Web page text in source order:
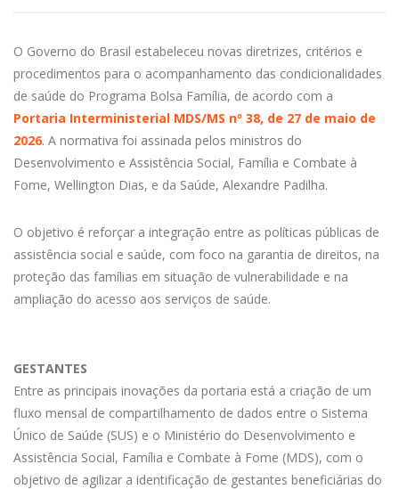
O Governo do Brasil estabeleceu novas diretrizes, critérios e
procedimentos para o acompanhamento das condicionalidades
de saúde do Programa Bolsa Família, de acordo com a
Portaria Interministerial MDS/MS nº 38, de 27 de maio de
2026. A normativa foi assinada pelos ministros do
Desenvolvimento e Assistência Social, Família e Combate à
Fome, Wellington Dias, e da Saúde, Alexandre Padilha.
O objetivo é reforçar a integração entre as políticas públicas de
assistência social e saúde, com foco na garantia de direitos, na
proteção das famílias em situação de vulnerabilidade e na
ampliação do acesso aos serviços de saúde.
GESTANTES
Entre as principais inovações da portaria está a criação de um
fluxo mensal de compartilhamento de dados entre o Sistema
Único de Saúde (SUS) e o Ministério do Desenvolvimento e
Assistência Social, Família e Combate à Fome (MDS), com o
objetivo de agilizar a identificação de gestantes beneficiárias do